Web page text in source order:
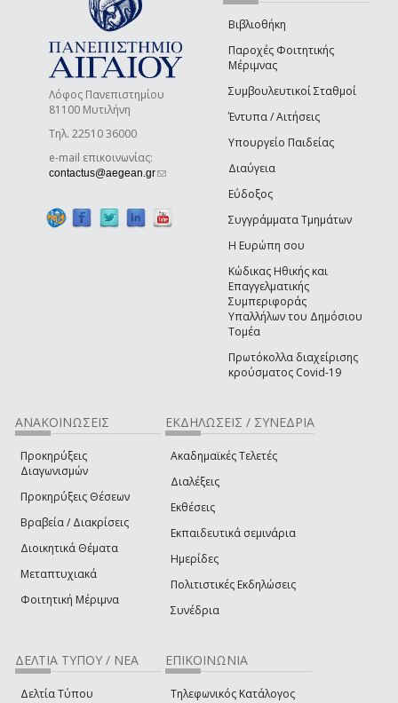
Λόφος Πανεπιστημίου
81100 Μυτιλήνη
Τηλ. 22510 36000
e-mail επικοινωνίας:
contactus@aegean.gr(link sends e-mail)
Βιβλιοθήκη
Παροχές Φοιτητικής
Μέριμνας
Συμβουλευτικοί Σταθμοί
Έντυπα / Αιτήσεις
Υπουργείο Παιδείας
Διαύγεια
Εύδοξος
Συγγράμματα Τμημάτων
Η Ευρώπη σου
Κώδικας Ηθικής και
Επαγγελματικής
Συμπεριφοράς
Υπαλλήλων του Δημόσιου
Τομέα
Πρωτόκολλα διαχείρισης
κρούσματος Covid-19
ΑΝΑΚΟΙΝΩΣΕΙΣ
Προκηρύξεις
Διαγωνισμών
Προκηρύξεις Θέσεων
Βραβεία / Διακρίσεις
Διοικητικά Θέματα
Μεταπτυχιακά
Φοιτητική Μέριμνα
ΕΚΔΗΛΩΣΕΙΣ / ΣΥΝΕΔΡΙΑ
Ακαδημαϊκές Τελετές
Διαλέξεις
Εκθέσεις
Εκπαιδευτικά σεμινάρια
Ημερίδες
Πολιτιστικές Εκδηλώσεις
Συνέδρια
ΔΕΛΤΙΑ ΤΥΠΟΥ / ΝΕΑ
Δελτία Τύπου
ΕΠΙΚΟΙΝΩΝΙΑ
Τηλεφωνικός Κατάλογος